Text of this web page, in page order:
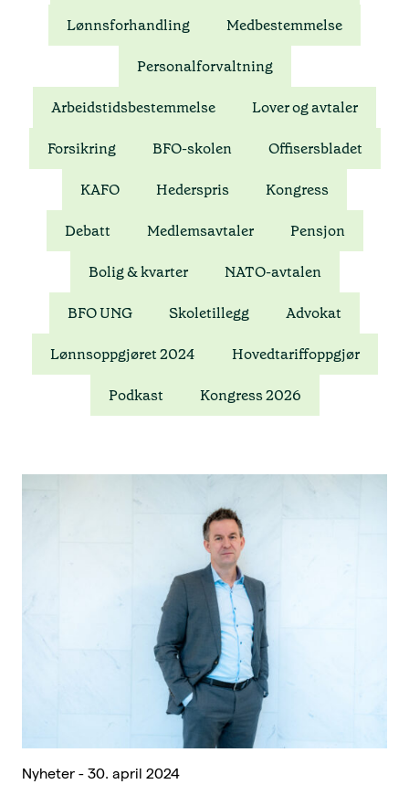
BFO-skolen
Siste nytt
Offisersbladet
Tillitsvalgt
Typer medlemskap
Kurskalender
Innmeldingsskjema
Lønnsforhandling Medbestemmelse
Personalforvaltning
Arbeidstidsbestemmelse Lover og avtaler
Forsikring BFO-skolen Offisersbladet
KAFO Hederspris Kongress
Debatt Medlemsavtaler Pensjon
Bolig & kvarter NATO-avtalen
BFO UNG Skoletillegg Advokat
Lønnsoppgjøret 2024 Hovedtariffoppgjør
Podkast Kongress 2026
Nyheter - 30. april 2024